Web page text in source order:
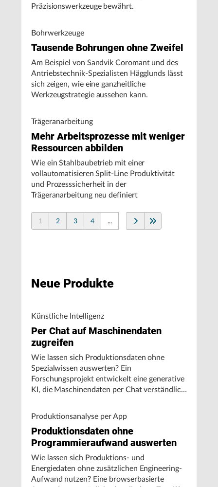
Präzisionswerkzeuge bewährt.
Bohrwerkzeuge
Tausende Bohrungen ohne Zweifel
Am Beispiel von Sandvik Coromant und des
Antriebstechnik-Spezialisten Hägglunds lässt
sich zeigen, wie eine ganzheitliche
Werkzeugstrategie aussehen kann.
Trägeranarbeitung
Mehr Arbeitsprozesse mit weniger
Ressourcen abbilden
Wie ein Stahlbaubetrieb mit einer
vollautomatisieren Split-Line Produktivität
und Prozesssicherheit in der
Trägeranarbeitung neu definiert
1 2 3 4 ...
Neue Produkte
Künstliche Intelligenz
Per Chat auf Maschinendaten
zugreifen
Wie lassen sich Produktionsdaten ohne
Spezialwissen auswerten? Ein
Forschungsprojekt entwickelt eine generative
KI, die Maschinendaten per Chat verständlich
Produktionsanalyse per App
Produktionsdaten ohne
Programmieraufwand auswerten
Wie lassen sich Produktions- und
Energiedaten ohne zusätzlichen Engineering-
Aufwand nutzen? Eine browserbasierte